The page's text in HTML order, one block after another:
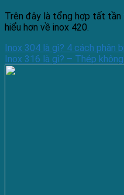
Trên đây là tổng hợp tất tần
hiểu hơn về inox 420.
Inox 304 là gì? 4 cách phân
Inox 316 là gì? – Thép